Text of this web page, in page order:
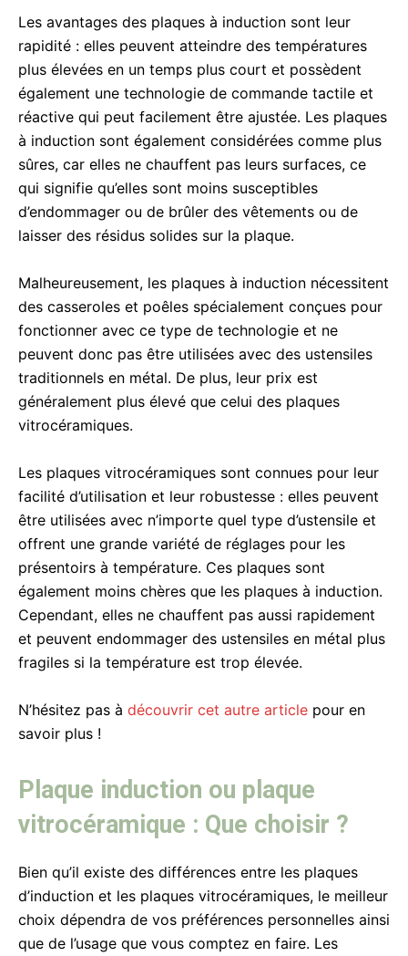
Les avantages des plaques à induction sont leur
rapidité : elles peuvent atteindre des températures
plus élevées en un temps plus court et possèdent
également une technologie de commande tactile et
réactive qui peut facilement être ajustée. Les plaques
à induction sont également considérées comme plus
sûres, car elles ne chauffent pas leurs surfaces, ce
qui signifie qu’elles sont moins susceptibles
d’endommager ou de brûler des vêtements ou de
laisser des résidus solides sur la plaque.
Malheureusement, les plaques à induction nécessitent
des casseroles et poêles spécialement conçues pour
fonctionner avec ce type de technologie et ne
peuvent donc pas être utilisées avec des ustensiles
traditionnels en métal. De plus, leur prix est
généralement plus élevé que celui des plaques
vitrocéramiques.
Les plaques vitrocéramiques sont connues pour leur
facilité d’utilisation et leur robustesse : elles peuvent
être utilisées avec n’importe quel type d’ustensile et
offrent une grande variété de réglages pour les
présentoirs à température. Ces plaques sont
également moins chères que les plaques à induction.
Cependant, elles ne chauffent pas aussi rapidement
et peuvent endommager des ustensiles en métal plus
fragiles si la température est trop élevée.
N’hésitez pas à découvrir cet autre article pour en
savoir plus !
Plaque induction ou plaque
vitrocéramique : Que choisir ?
Bien qu’il existe des différences entre les plaques
d’induction et les plaques vitrocéramiques, le meilleur
choix dépendra de vos préférences personnelles ainsi
que de l’usage que vous comptez en faire. Les